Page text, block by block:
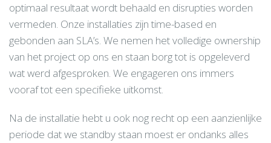
optimaal resultaat wordt behaald en disrupties worden
vermeden. Onze installaties zijn time-based en
gebonden aan SLA’s. We nemen het volledige ownership
van het project op ons en staan borg tot is opgeleverd
wat werd afgesproken. We engageren ons immers
vooraf tot een specifieke uitkomst.
Na de installatie hebt u ook nog recht op een aanzienlijke
periode dat we standby staan moest er ondanks alles